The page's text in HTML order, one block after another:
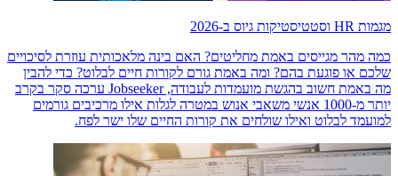
מגמות HR וסטטיסטיקות גיוס ב-2026
כמה מהר מגייסים באמת מחליטים? האם בינה מלאכותית עוזרת לסיכויים
שלכם או פוגעת בהם? ומה באמת גורם לקורות חיים לבלוט? כדי להבין
מה באמת חשוב בהגשת מועמדות לעבודה, Jobseeker ערכה סקר בקרב
יותר מ-1000 אנשי משאבי אנוש במטרה לגלות אילו מרכיבים גורמים
למועמד לבלוט ואילו שולחים את קורות החיים שלו ישר לפח.